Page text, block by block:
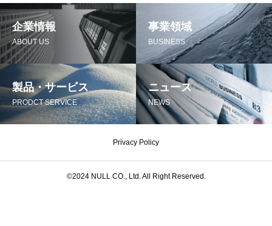
企業情報
ABOUT US
事業領域
BUSINESS
製品・サービス
PRODCT SERVICE
ニュース
NEWS
Privacy Policy
©︎2024 NULL CO., Ltd. All Right Reserved.